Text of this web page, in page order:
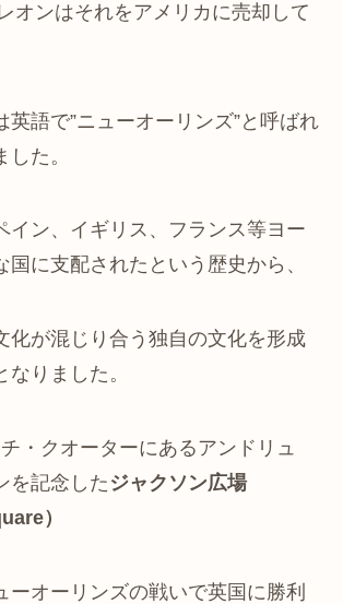
オンはそれをアメリカに売却して
英語で”ニューオーリンズ”と呼ばれ
た。
イン、イギリス、フランス等ヨー
国に支配されたという歴史から、
化が混じり合う独自の文化を形成
なりました。
・クオーターにあるアンドリュ
を記念した ジャクソン広場
）
ーオーリンズの戦いで英国に勝利